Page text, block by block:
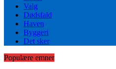
Valg
Dødsfald
Haven
Byggeri
Det sker
Populære emner